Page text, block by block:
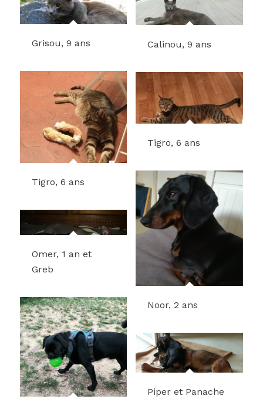
Grisou, 9 ans Calinou, 9 ans
Tigro, 6 ans
Tigro, 6 ans
Noor, 2 ans
Omer, 1 an et
Greb
Piper et Panache